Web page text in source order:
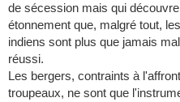
de sécession mais qui
étonnement que, malgré tout,
indiens sont plus que jamais
réussi.
Les bergers, contraints à
troupeaux, ne sont que